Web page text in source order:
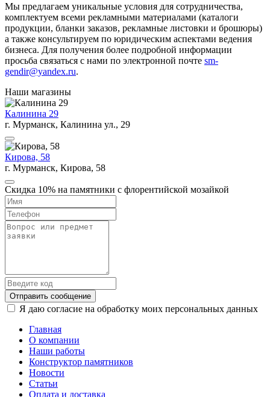
Мы предлагаем уникальные условия для сотрудничества,
комплектуем всеми рекламными материалами (каталоги
продукции, бланки заказов, рекламные листовки и брошюры)
а также консультируем по юридическим аспектами ведения
бизнеса. Для получения более подробной информации
просьба связаться с нами по электронной почте sm-
gendir@yandex.ru.
Наши магазины
Калинина 29
г. Мурманск, Калинина ул., 29
Кирова, 58
г. Мурманск, Кирова, 58
Скидка 10% на памятники с флорентийской мозайкой
Отправить сообщение
Я даю согласие на обработку моих персональных данных
Главная
О компании
Наши работы
Конструктор памятников
Новости
Статьи
Оплата и доставка